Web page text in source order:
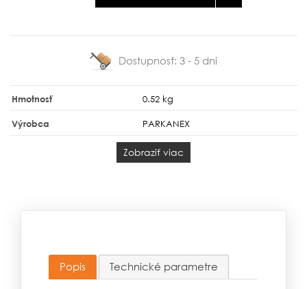
Dostupnosť: 3 - 5 dní
Hmotnosť 0.52 kg
Výrobca PARKANEX
Zobraziť viac
Popis Technické parametre